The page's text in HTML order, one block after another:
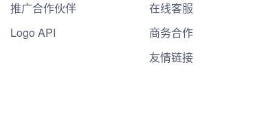
推广合作伙伴
Logo API
在线客服
商务合作
友情链接